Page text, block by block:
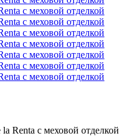
Renta с меховой отделкой